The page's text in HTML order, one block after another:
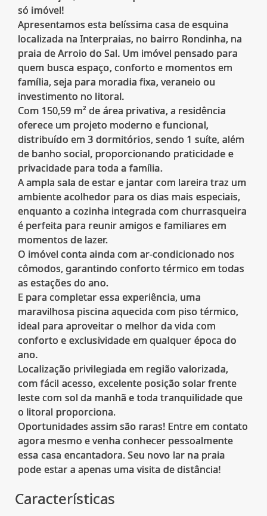
só imóvel!
Apresentamos esta belíssima casa de esquina
localizada na Interpraias, no bairro Rondinha, na
praia de Arroio do Sal. Um imóvel pensado para
quem busca espaço, conforto e momentos em
família, seja para moradia fixa, veraneio ou
investimento no litoral.
Com 150,59 m² de área privativa, a residência
oferece um projeto moderno e funcional,
distribuído em 3 dormitórios, sendo 1 suíte, além
de banho social, proporcionando praticidade e
privacidade para toda a família.
A ampla sala de estar e jantar com lareira traz um
ambiente acolhedor para os dias mais especiais,
enquanto a cozinha integrada com churrasqueira
é perfeita para reunir amigos e familiares em
momentos de lazer.
O imóvel conta ainda com ar-condicionado nos
cômodos, garantindo conforto térmico em todas
as estações do ano.
E para completar essa experiência, uma
maravilhosa piscina aquecida com piso térmico,
ideal para aproveitar o melhor da vida com
conforto e exclusividade em qualquer época do
ano.
Localização privilegiada em região valorizada,
com fácil acesso, excelente posição solar frente
leste com sol da manhã e toda tranquilidade que
o litoral proporciona.
Oportunidades assim são raras! Entre em contato
agora mesmo e venha conhecer pessoalmente
essa casa encantadora. Seu novo lar na praia
Características